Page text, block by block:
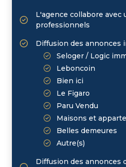
L'agence collabore avec
professionnels
Diffusion des annonces
Seloger / Logic
Leboncoin
Bien ici
Le Figaro
Paru Vendu
Maisons et
Belles demeures
Autre(s)
Diffusion des annonces